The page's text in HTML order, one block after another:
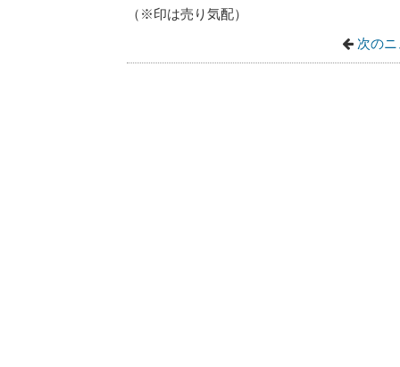
（※印は売り気配）
次のニ